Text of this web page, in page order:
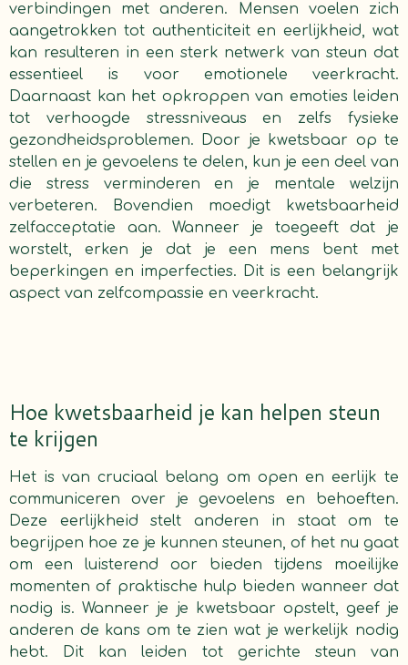
verbindingen met anderen. Mensen voelen zich
aangetrokken tot authenticiteit en eerlijkheid, wat
kan resulteren in een sterk netwerk van steun dat
essentieel is voor emotionele veerkracht.
Daarnaast kan het opkroppen van emoties leiden
tot verhoogde stressniveaus en zelfs fysieke
gezondheidsproblemen. Door je kwetsbaar op te
stellen en je gevoelens te delen, kun je een deel van
die stress verminderen en je mentale welzijn
verbeteren. Bovendien moedigt kwetsbaarheid
zelfacceptatie aan. Wanneer je toegeeft dat je
worstelt, erken je dat je een mens bent met
beperkingen en imperfecties. Dit is een belangrijk
aspect van zelfcompassie en veerkracht.
Hoe kwetsbaarheid je kan helpen steun
te krijgen
Het is van cruciaal belang om open en eerlijk te
communiceren over je gevoelens en behoeften.
Deze eerlijkheid stelt anderen in staat om te
begrijpen hoe ze je kunnen steunen, of het nu gaat
om een luisterend oor bieden tijdens moeilijke
momenten of praktische hulp bieden wanneer dat
nodig is. Wanneer je je kwetsbaar opstelt, geef je
anderen de kans om te zien wat je werkelijk nodig
hebt. Dit kan leiden tot gerichte steun van